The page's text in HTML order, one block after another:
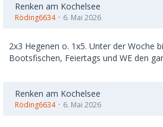
Renken am Kochelsee
Röding6634 6. Mai 2026
2x3 Hegenen o. 1x5. Unter der Woche
Bootsfischen, Feiertags und WE den
Renken am Kochelsee
Röding6634 6. Mai 2026